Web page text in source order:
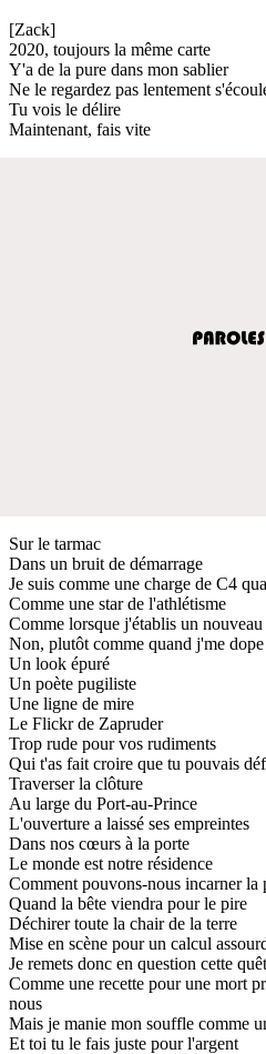
[Zack]
2020, toujours la même carte
Y'a de la pure dans mon sablier
Ne le regardez pas lentement
Tu vois le délire
Maintenant, fais vite
Sur le tarmac
Dans un bruit de démarrage
Je suis comme une charge de C4
Comme une star de l'athlétisme
Comme lorsque j'établis un
Non, plutôt comme quand j'me dope
Un look épuré
Un poète pugiliste
Une ligne de mire
Le Flickr de Zapruder
Trop rude pour vos rudiments
Qui t'as fait croire que tu pouvais
Traverser la clôture
Au large du Port-au-Prince
L'ouverture a laissé ses empreintes
Dans nos cœurs à la porte
Le monde est notre résidence
Comment pouvons-nous incarner la
Quand la bête viendra pour le pire
Déchirer toute la chair de la terre
Mise en scène pour un calcul
Je remets donc en question cette
Comme une recette pour une mort
nous
Mais je manie mon souffle comme
Et toi tu le fais juste pour l'argent